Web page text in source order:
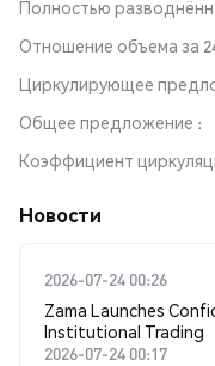
Полностью
Отношение объема за
Циркулирующее
Общее предложение
Коэффициент
Новости
2026-07-24 00:26
Zama Launches
Institutional Trading
2026-07-24 00:17